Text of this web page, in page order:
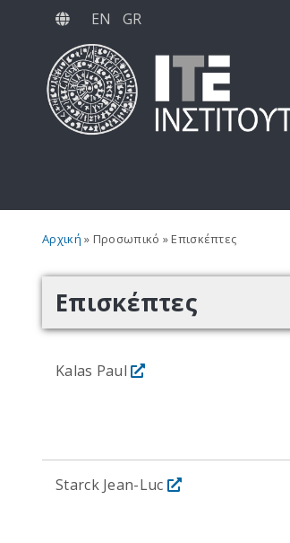
Παράκαμψη
κυρίως
περιεχόμενο
EN GR
Breadcrumb
Αρχική Προσωπικό Επισκέπτες
Επισκέπτες
Kalas Paul
Starck Jean-Luc